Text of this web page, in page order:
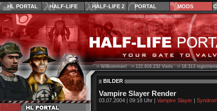
HL PORTAL HALF-LIFE HALF-LIFE 2 PORTAL MODS
›› Willkommen! ››122.916.232Visits ››18.313
BILDER
Vampire Slayer Render
03.07.2004 | 09:18 Uhr | Vampire Slayer |